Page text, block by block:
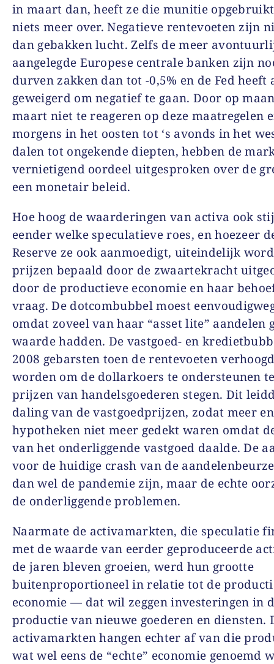
in maart dan, heeft ze die munitie
niets meer over. Negatieve rentevoeten zijn
dan gebakken lucht. Zelfs de meer
aangelegde Europese centrale banken zijn
durven zakken dan tot -0,5% en de Fed
geweigerd om negatief te gaan. Door op
maart niet te reageren op deze maatregelen
morgens in het oosten tot ‘s avonds in het
dalen tot ongekende diepten, hebben de
vernietigend oordeel uitgesproken over de
een monetair beleid.
Hoe hoog de waarderingen van activa ook
eender welke speculatieve roes, en hoezeer
Reserve ze ook aanmoedigt, uiteindelijk
prijzen bepaald door de zwaartekracht
door de productieve economie en haar
vraag. De dotcombubbel moest
omdat zoveel van haar “asset lite” aandelen
waarde hadden. De vastgoed- en
2008 gebarsten toen de rentevoeten
worden om de dollarkoers te ondersteunen
prijzen van handelsgoederen stegen. Dit
daling van de vastgoedprijzen, zodat meer
hypotheken niet meer gedekt waren omdat
van het onderliggende vastgoed daalde. De
voor de huidige crash van de
dan wel de pandemie zijn, maar de echte
de onderliggende problemen.
Naarmate de activamarkten, die speculatie
met de waarde van eerder geproduceerde
de jaren bleven groeien, werd hun grootte
buitenproportioneel in relatie tot de
economie — dat wil zeggen investeringen in
productie van nieuwe goederen en diensten.
activamarkten hangen echter af van die
wat wel eens de “echte” economie genoemd